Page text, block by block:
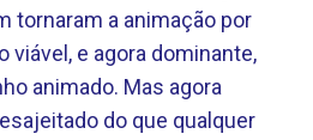
tornaram a animação por
viável, e agora dominante,
animado. Mas agora
do que qualquer